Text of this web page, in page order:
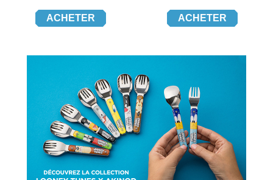
ACHETER ACHETER